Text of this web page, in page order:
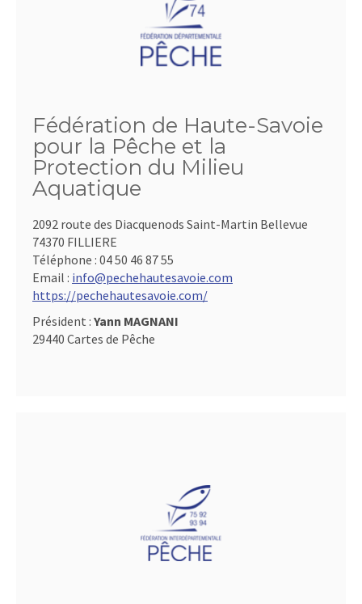
Fédération de Haute-Savoie
pour la Pêche et la
Protection du Milieu
Aquatique
2092 route des Diacquenods Saint-Martin Bellevue
74370 FILLIERE
Téléphone : 04 50 46 87 55
Email : info@pechehautesavoie.com
https://pechehautesavoie.com/
Président : Yann MAGNANI
29440 Cartes de Pêche